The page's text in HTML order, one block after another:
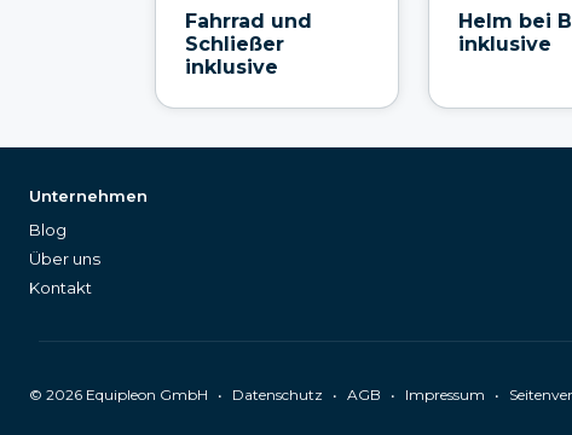
Fahrrad und
Schließer
inklusive
Helm bei
inklusive
Unternehmen
Blog
Über uns
Kontakt
© 2026 Equipleon GmbH • Datenschutz • AGB • Impressum •